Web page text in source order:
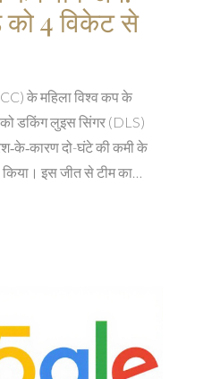
को 4 विकेट से
के महिला विश्व कप के
को डकिंग लुइस सिंगर (DLS)
दो-घंटे की कमी के
किया। इस जीत से टीम का